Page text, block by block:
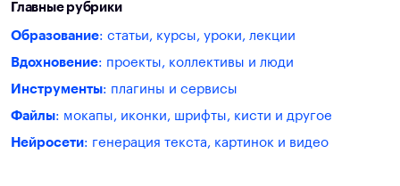
Главные рубрики
Образование: статьи, курсы, уроки, лекции
Вдохновение: проекты, коллективы и люди
Инструменты: плагины и сервисы
Файлы: мокапы, иконки, шрифты, кисти и другое
Нейросети: генерация текста, картинок и видео